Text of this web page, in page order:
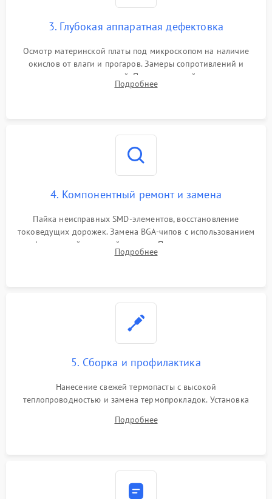
3. Глубокая аппаратная дефектовка
Осмотр материнской платы под микроскопом на наличие
окислов от влаги и прогаров. Замеры сопротивлений и
дежурных напряжений. Проверка цепей питания,
мультиконтроллера, процессора и видеочипа.
Подробнее
4. Компонентный ремонт и замена
Пайка неисправных SMD-элементов, восстановление
токоведущих дорожек. Замена BGA-чипов с использованием
инфракрасной паяльной станции. Прошивка микросхемы
BIOS или замена поврежденных портов USB
Подробнее
5. Сборка и профилактика
Нанесение свежей термопасты с высокой
теплопроводностью и замена термопрокладок. Установка
шлейфов, модулей памяти и накопителей. Предварительная
Подробнее